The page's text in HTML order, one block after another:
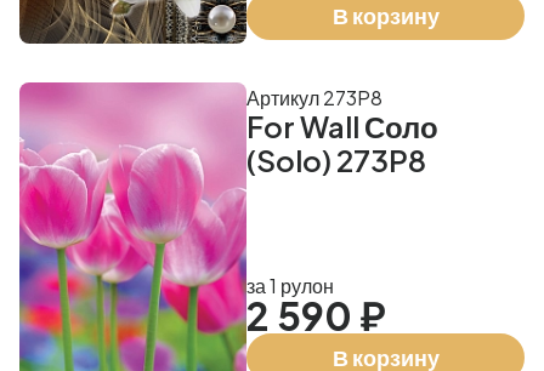
В корзину
For Wall Соло
(Solo) 273P8
Артикул 273P8
за 1 рулон
2 590 ₽
В корзину